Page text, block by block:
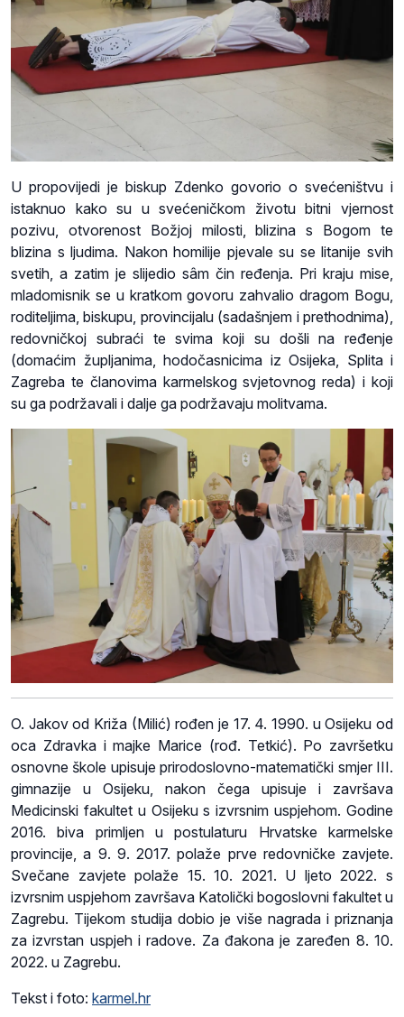
U propovijedi je biskup Zdenko govorio o svećeništvu i
istaknuo kako su u svećeničkom životu bitni vjernost
pozivu, otvorenost Božjoj milosti, blizina s Bogom te
blizina s ljudima. Nakon homilije pjevale su se litanije svih
svetih, a zatim je slijedio sâm čin ređenja. Pri kraju mise,
mladomisnik se u kratkom govoru zahvalio dragom Bogu,
roditeljima, biskupu, provincijalu (sadašnjem i prethodnima),
redovničkoj subraći te svima koji su došli na ređenje
(domaćim župljanima, hodočasnicima iz Osijeka, Splita i
Zagreba te članovima karmelskog svjetovnog reda) i koji
su ga podržavali i dalje ga podržavaju molitvama.
O. Jakov od Križa (Milić) rođen je 17. 4. 1990. u Osijeku od
oca Zdravka i majke Marice (rođ. Tetkić). Po završetku
osnovne škole upisuje prirodoslovno-matematički smjer III.
gimnazije u Osijeku, nakon čega upisuje i završava
Medicinski fakultet u Osijeku s izvrsnim uspjehom. Godine
2016. biva primljen u postulaturu Hrvatske karmelske
provincije, a 9. 9. 2017. polaže prve redovničke zavjete.
Svečane zavjete polaže 15. 10. 2021. U ljeto 2022. s
izvrsnim uspjehom završava Katolički bogoslovni fakultet u
Zagrebu. Tijekom studija dobio je više nagrada i priznanja
za izvrstan uspjeh i radove. Za đakona je zaređen 8. 10.
2022. u Zagrebu.
Tekst i foto: karmel.hr